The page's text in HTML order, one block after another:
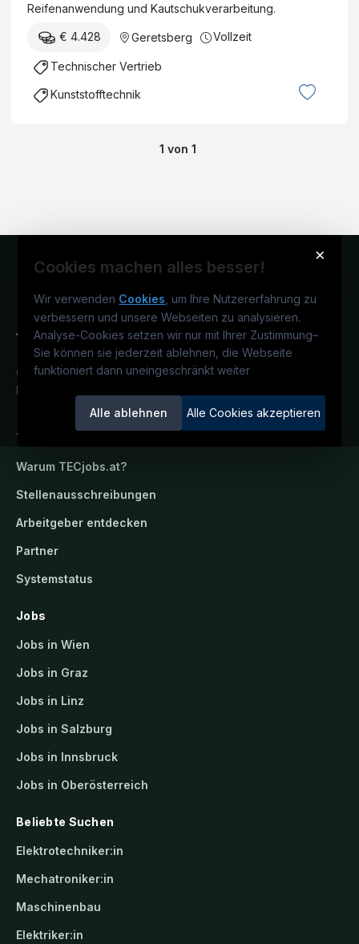
Reifenanwendung und Kautschukverarbeitung.
€ 4.428 Geretsberg Vollzeit
Technischer Vertrieb
Kunststofftechnik
1 von 1
×
Cookies machen alles besser!
Wir verwenden Cookies , um Ihre Nutzererfahrung zu
verbessern und unsere Webseiten zu analysieren.
Analyse-Cookies setzen wir nur mit Ihrer Zustimmung–
Sie können sie jederzeit ablehnen, die Webseite
funktioniert dann uneingeschränkt weiter
Alle ablehnen Alle Cookies akzeptieren
Österreichs technisches Karriereportal.
Ein Service der candidatis GmbH.
TECjobs.at
Warum TECjobs.at?
Stellenausschreibungen
Arbeitgeber entdecken
Partner
Systemstatus
Jobs
Jobs in Wien
Jobs in Graz
Jobs in Linz
Jobs in Salzburg
Jobs in Innsbruck
Jobs in Oberösterreich
Beliebte Suchen
Elektrotechniker:in
Mechatroniker:in
Maschinenbau
Elektriker:in